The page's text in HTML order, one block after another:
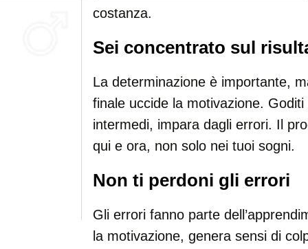
costanza.
Sei concentrato sul
La determinazione è importante,
finale uccide la motivazione.
intermedi, impara dagli errori. Il
qui e ora, non solo nei tuoi sogni.
Non ti perdoni gli errori
Gli errori fanno parte
la motivazione, genera sensi di